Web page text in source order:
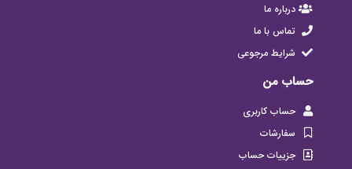
درباره ما
تماس با ما
شرایط مرجوعی
حساب من
حساب کاربری
سفارشات
جزییات حساب